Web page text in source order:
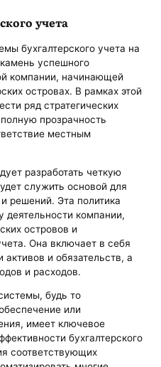
учета
бухгалтерского учета на
успешного
компании, начинающей
островах. В рамках этой
ряд стратегических
прозрачность
местным
разработать четкую
служить основой для
решений. Эта политика
деятельности компании,
островов и
Она включает в себя
и обязательств, а
и расходов.
будь то
или
имеет ключевое
бухгалтерского
соответствующих